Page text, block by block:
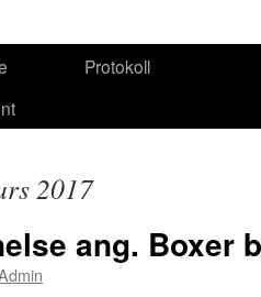
Protokoll
2017
ang. Boxer